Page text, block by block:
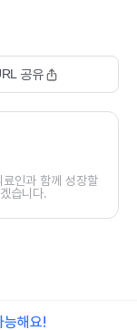
공유
인과 함께 성장할
습니다.
능해요!